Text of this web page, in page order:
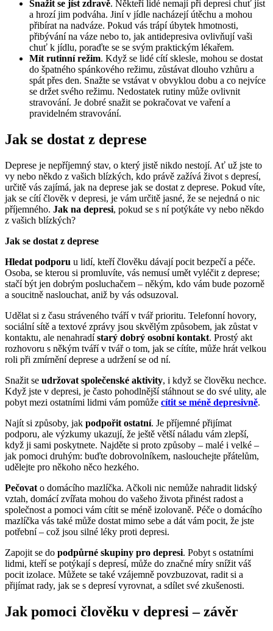
Snažit se jíst zdravě. Někteří lidé nemají při depresi chuť jíst
a hrozí jim podváha. Jiní v jídle nacházejí útěchu a mohou
přibírat na nadváze. Pokud vás trápí úbytek hmotnosti,
přibývání na váze nebo to, jak antidepresiva ovlivňují vaši
chuť k jídlu, poraďte se se svým praktickým lékařem.
Mít rutinní režim. Když se lidé cítí sklesle, mohou se dostat
do špatného spánkového režimu, zůstávat dlouho vzhůru a
spát přes den. Snažte se vstávat v obvyklou dobu a co nejvíce
se držet svého režimu. Nedostatek rutiny může ovlivnit
stravování. Je dobré snažit se pokračovat ve vaření a
pravidelném stravování.
Jak se dostat z deprese
Deprese je nepříjemný stav, o který jistě nikdo nestojí. Ať už jste to
vy nebo někdo z vašich blízkých, kdo právě zažívá život s depresí,
určitě vás zajímá, jak na deprese jak se dostat z deprese. Pokud víte,
jak se cítí člověk v depresi, je vám určitě jasné, že se nejedná o nic
příjemného. Jak na depresi, pokud se s ní potýkáte vy nebo někdo
z vašich blízkých?
Jak se dostat z deprese
Hledat podporu u lidí, kteří člověku dávají pocit bezpečí a péče.
Osoba, se kterou si promluvíte, vás nemusí umět vyléčit z deprese;
stačí být jen dobrým posluchačem – někým, kdo vám bude pozorně
a soucitně naslouchat, aniž by vás odsuzoval.
Udělat si z času stráveného tváří v tvář prioritu. Telefonní hovory,
sociální sítě a textové zprávy jsou skvělým způsobem, jak zůstat v
kontaktu, ale nenahradístarý dobrý osobní kontakt. Prostý akt
rozhovoru s někým tváří v tvář o tom, jak se cítíte, může hrát velkou
roli při zmírnění deprese a udržení se od ní.
Snažit se udržovat společenské aktivity, i když se člověku nechce.
Když jste v depresi, je často pohodlnější stáhnout se do své ulity, ale
pobyt mezi ostatními lidmi vám pomůže cítit se méně depresivně.
Najít si způsoby, jak podpořit ostatní. Je příjemné přijímat
podporu, ale výzkumy ukazují, že ještě větší náladu vám zlepší,
když ji sami poskytnete. Najděte si proto způsoby – malé i velké –
jak pomoci druhým: buďte dobrovolníkem, naslouchejte přátelům,
udělejte pro někoho něco hezkého.
Pečovat o domácího mazlíčka. Ačkoli nic nemůže nahradit lidský
vztah, domácí zvířata mohou do vašeho života přinést radost a
společnost a pomoci vám cítit se méně izolovaně. Péče o domácího
mazlíčka vás také může dostat mimo sebe a dát vám pocit, že jste
potřební – což jsou silné léky proti depresi.
Zapojit se do podpůrné skupiny pro depresi. Pobyt s ostatními
lidmi, kteří se potýkají s depresí, může do značné míry snížit váš
pocit izolace. Můžete se také vzájemně povzbuzovat, radit si a
přijímat rady, jak se s depresí vyrovnat, a sdílet své zkušenosti.
Jak pomoci člověku v depresi – závěr